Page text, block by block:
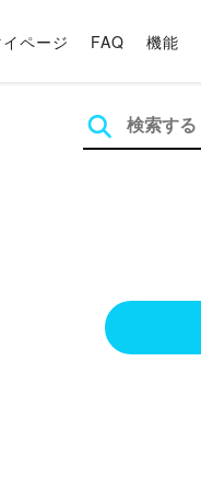
ページ FAQ 機能